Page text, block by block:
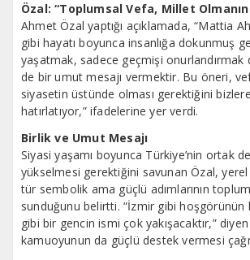
Özal: “Toplumsal Vefa, Millet
Ahmet Özal yaptığı açıklamada, “Mattia
gibi hayatı boyunca insanlığa dokunmuş
yaşatmak, sadece geçmişi onurlandırmak
de bir umut mesajı vermektir. Bu öneri,
siyasetin üstünde olması gerektiğini
hatırlatıyor,” ifadelerine yer verdi.
Birlik ve Umut Mesajı
Siyasi yaşamı boyunca Türkiye’nin ortak
yükselmesi gerektiğini savunan Özal,
tür sembolik ama güçlü adımlarının
sunduğunu belirtti. “İzmir gibi
gibi bir gencin ismi çok yakışacaktır,”
kamuoyunun da güçlü destek vermesi